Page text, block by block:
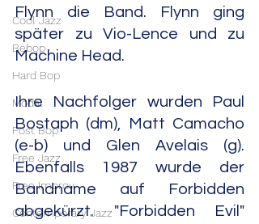
Cool Jazz
Bebop
Hard Bop
Modal
Post Bop
Free Jazz
Free Improv
Contemporary Jazz
Flynn die Band. Flynn ging
später zu Vio-Lence und zu
Machine Head.
Ihre Nachfolger wurden Paul
Bostaph (dm), Matt Camacho
(e-b) und Glen Avelais (g).
Ebenfalls 1987 wurde der
Bandname auf Forbidden
abgekürzt. "Forbidden Evil"